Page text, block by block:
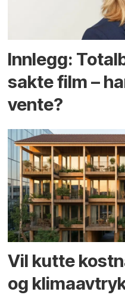
Innlegg:
sakte film –
vente?
Vil kutte
og